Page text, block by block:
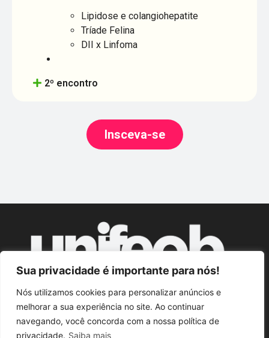
Sua privacidade é importante para nós!
Nós utilizamos cookies para personalizar anúncios e
melhorar a sua experiência no site. Ao continuar
navegando, você concorda com a nossa política de
privacidade. Saiba mais
Lipidose e colangiohepatite
Tríade Felina
DII x Linfoma
2º encontro
Insceva-se
© Unifeob 2024. Todos os direitos reservados.
Política de Privacidade.